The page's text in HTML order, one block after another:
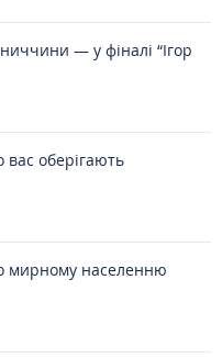
— у фіналі “Ігор
вас оберігають
мирному населенню